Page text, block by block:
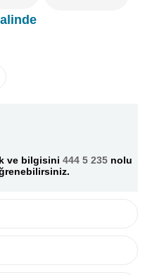
ve bilgisini 444 5 235 nolu